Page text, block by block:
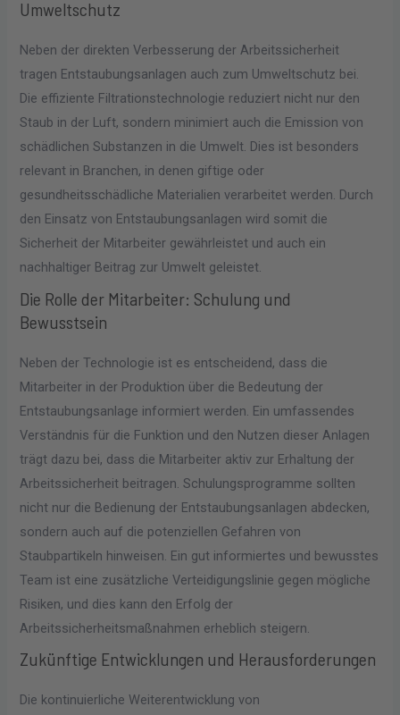
Umweltschutz
Neben der direkten Verbesserung der Arbeitssicherheit
tragen Entstaubungsanlagen auch zum Umweltschutz bei.
Die effiziente Filtrationstechnologie reduziert nicht nur den
Staub in der Luft, sondern minimiert auch die Emission von
schädlichen Substanzen in die Umwelt. Dies ist besonders
relevant in Branchen, in denen giftige oder
gesundheitsschädliche Materialien verarbeitet werden. Durch
den Einsatz von Entstaubungsanlagen wird somit die
Sicherheit der Mitarbeiter gewährleistet und auch ein
nachhaltiger Beitrag zur Umwelt geleistet.
Die Rolle der Mitarbeiter: Schulung und
Bewusstsein
Neben der Technologie ist es entscheidend, dass die
Mitarbeiter in der Produktion über die Bedeutung der
Entstaubungsanlage informiert werden. Ein umfassendes
Verständnis für die Funktion und den Nutzen dieser Anlagen
trägt dazu bei, dass die Mitarbeiter aktiv zur Erhaltung der
Arbeitssicherheit beitragen. Schulungsprogramme sollten
nicht nur die Bedienung der Entstaubungsanlagen abdecken,
sondern auch auf die potenziellen Gefahren von
Staubpartikeln hinweisen. Ein gut informiertes und bewusstes
Team ist eine zusätzliche Verteidigungslinie gegen mögliche
Risiken, und dies kann den Erfolg der
Arbeitssicherheitsmaßnahmen erheblich steigern.
Zukünftige Entwicklungen und Herausforderungen
Die kontinuierliche Weiterentwicklung von